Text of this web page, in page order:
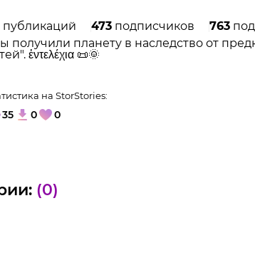
публикаций 473 подписчиков 763
получили планету в наследство от
ἐντελέχια 📜🌞
на StorStories:
35 0 0
(0)